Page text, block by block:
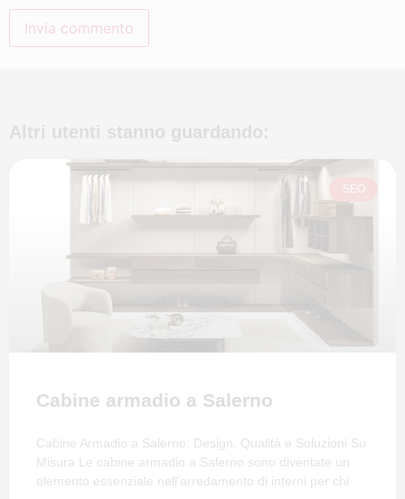
Altri utenti stanno guardando:
SEO
Cabine armadio a Salerno
Cabine Armadio a Salerno: Design, Qualità e Soluzioni Su
Misura Le cabine armadio a Salerno sono diventate un
elemento essenziale nell’arredamento di interni per chi